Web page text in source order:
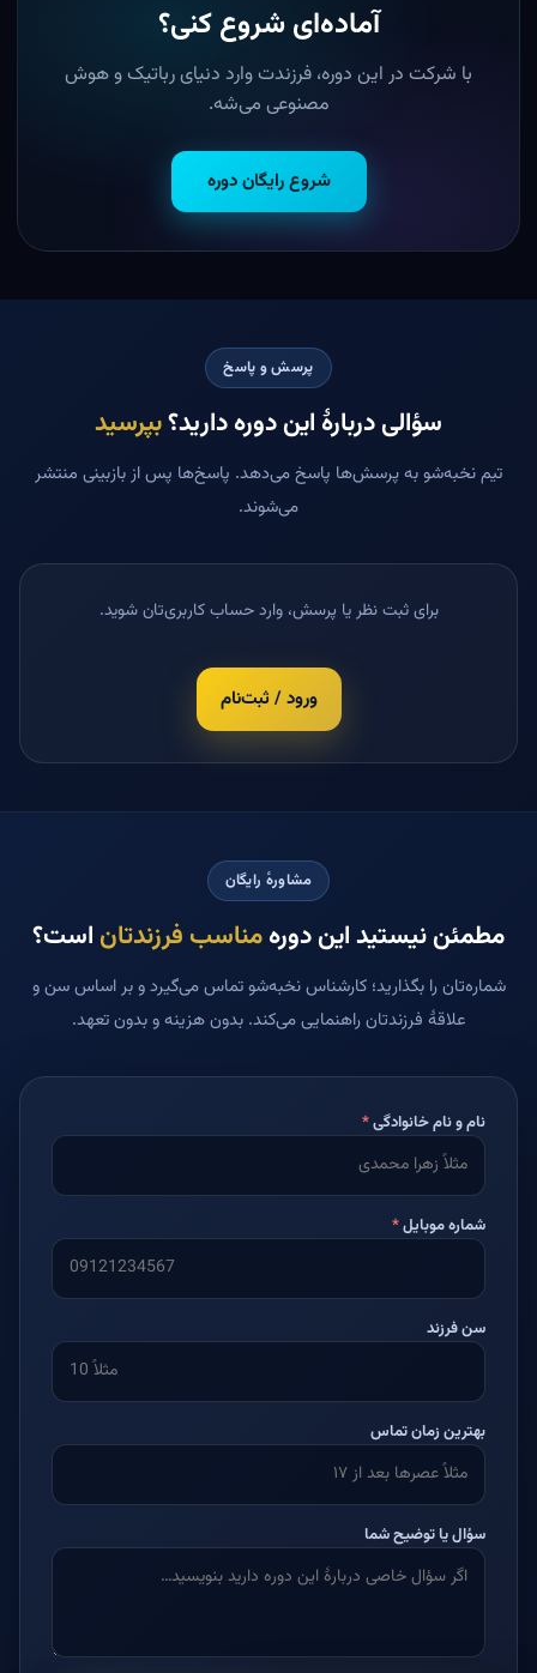
آماده‌ای شروع کنی؟
با شرکت در این دوره، فرزندت وارد دنیای رباتیک و هوش
مصنوعی می‌شه.
شروع رایگان دوره
پرسش و پاسخ
سؤالی دربارهٔ این دوره دارید؟بپرسید
تیم نخبه‌شو به پرسش‌ها پاسخ می‌دهد. پاسخ‌ها پس از بازبینی منتشر
می‌شوند.
برای ثبت نظر یا پرسش، وارد حساب کاربری‌تان شوید.
ورود / ثبت‌نام
مشاورهٔ رایگان
مطمئن نیستید این دورهمناسب فرزندتان است؟
شماره‌تان را بگذارید؛ کارشناس نخبه‌شو تماس می‌گیرد و بر اساس سن و
علاقهٔ فرزندتان راهنمایی می‌کند. بدون هزینه و بدون تعهد.
نام و نام خانوادگی*
شماره موبایل*
سن فرزند
بهترین زمان تماس
سؤال یا توضیح شما